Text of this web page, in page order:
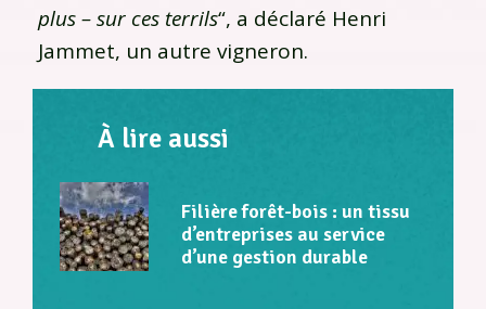
plus – sur ces terrils“, a déclaré Henri
Jammet, un autre vigneron.
À lire aussi
Filière forêt-bois : un tissu
d’entreprises au service
d’une gestion durable